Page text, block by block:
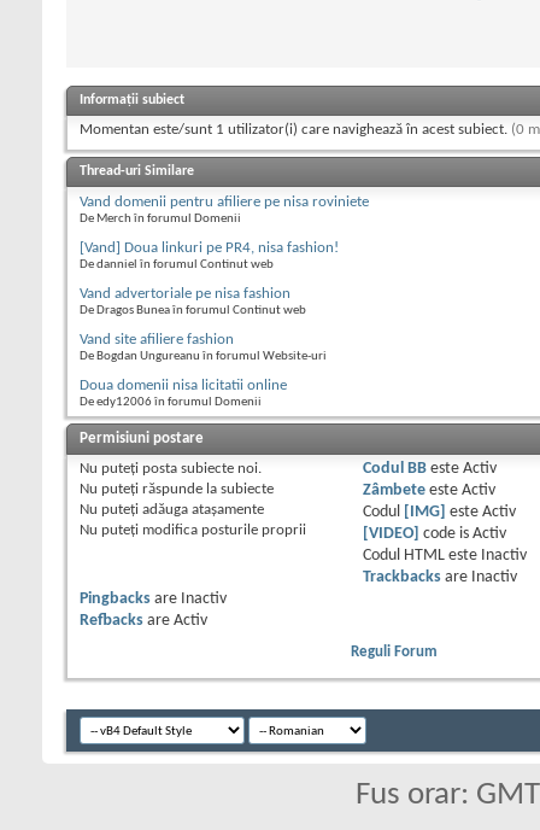
Informații subiect
Momentan este/sunt 1 utilizator(i) care navighează în acest subiect. (0
Thread-uri Similare
Vand domenii pentru afiliere pe nisa roviniete
De Merch în forumul Domenii
[Vand] Doua linkuri pe PR4, nisa fashion!
De danniel în forumul Continut web
Vand advertoriale pe nisa fashion
De Dragos Bunea în forumul Continut web
Vand site afiliere fashion
De Bogdan Ungureanu în forumul Website-uri
Doua domenii nisa licitatii online
De edy12006 în forumul Domenii
Permisiuni postare
Nu puteţi posta subiecte noi.
Nu puteţi răspunde la subiecte
Nu puteţi adăuga ataşamente
Nu puteţi modifica posturile proprii
Codul BBeste Activ
Zâmbeteeste Activ
Codul
[IMG] este Activ
[VIDEO]
code is Activ
Codul HTML este
Inactiv
Trackbacksare
Inactiv
Pingbacks are
Inactiv
Refbacks are Activ
Reguli Forum
Fus orar: